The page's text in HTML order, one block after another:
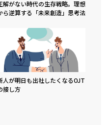
解がない時代の生存戦略。理想
ら逆算する「未来創造」思考法
人が明日も出社したくなるOJT
接し方